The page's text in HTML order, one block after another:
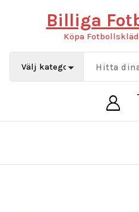
Billiga
Köpa